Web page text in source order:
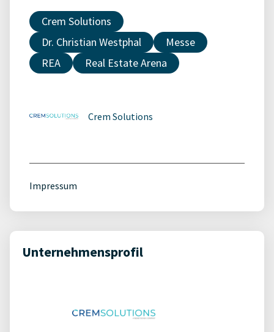
Crem Solutions
Dr. Christian Westphal
Messe
REA
Real Estate Arena
Crem Solutions
Impressum
Unternehmensprofil